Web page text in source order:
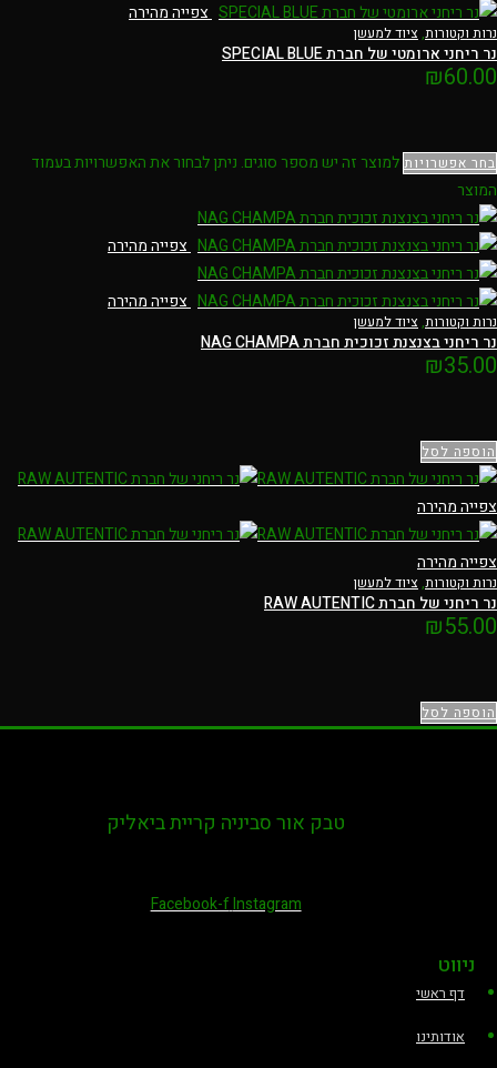
צפייה מהירה
נרות וקטורות, ציוד למעשן
נר ריחני ארומטי של חברת SPECIAL BLUE
₪60.00
בחר אפשרויות למוצר זה יש מספר סוגים. ניתן לבחור את האפשרויות בעמוד
המוצר
צפייה מהירה
צפייה מהירה
נרות וקטורות, ציוד למעשן
נר ריחני בצנצנת זכוכית חברת NAG CHAMPA
₪35.00
הוספה לסל
צפייה מהירה
צפייה מהירה
נרות וקטורות, ציוד למעשן
נר ריחני של חברת RAW AUTENTIC
₪55.00
הוספה לסל
טבק אור סביניה קריית ביאליק
Facebook-fInstagram
ניווט
דף ראשי
אודותינו